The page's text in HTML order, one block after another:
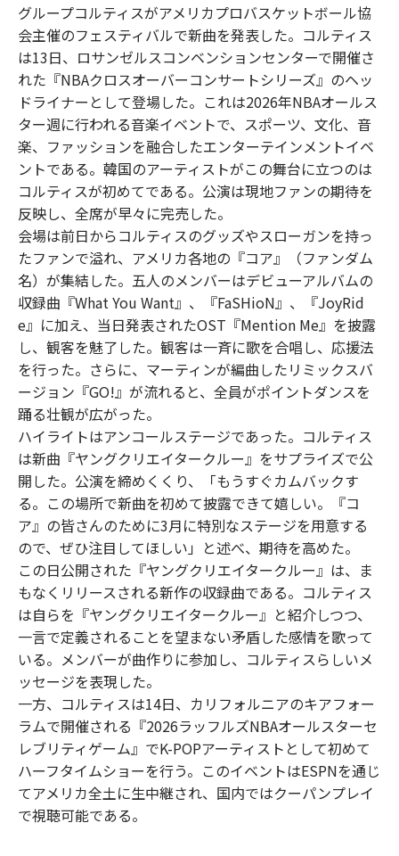
グループコルティスがアメリカプロバスケットボール協
会主催のフェスティバルで新曲を発表した。コルティス
は13日、ロサンゼルスコンベンションセンターで開催さ
れた『NBAクロスオーバーコンサートシリーズ』のヘッ
ドライナーとして登場した。これは2026年NBAオールス
ター週に行われる音楽イベントで、スポーツ、文化、音
楽、ファッションを融合したエンターテインメントイベ
ントである。韓国のアーティストがこの舞台に立つのは
コルティスが初めてである。公演は現地ファンの期待を
反映し、全席が早々に完売した。
会場は前日からコルティスのグッズやスローガンを持っ
たファンで溢れ、アメリカ各地の『コア』（ファンダム
名）が集結した。五人のメンバーはデビューアルバムの
収録曲『What You Want』、『FaSHioN』、『JoyRid
e』に加え、当日発表されたOST『Mention Me』を披露
し、観客を魅了した。観客は一斉に歌を合唱し、応援法
を行った。さらに、マーティンが編曲したリミックスバ
ージョン『GO!』が流れると、全員がポイントダンスを
踊る壮観が広がった。
ハイライトはアンコールステージであった。コルティス
は新曲『ヤングクリエイタークルー』をサプライズで公
開した。公演を締めくくり、「もうすぐカムバックす
る。この場所で新曲を初めて披露できて嬉しい。『コ
ア』の皆さんのために3月に特別なステージを用意する
ので、ぜひ注目してほしい」と述べ、期待を高めた。
この日公開された『ヤングクリエイタークルー』は、ま
もなくリリースされる新作の収録曲である。コルティス
は自らを『ヤングクリエイタークルー』と紹介しつつ、
一言で定義されることを望まない矛盾した感情を歌って
いる。メンバーが曲作りに参加し、コルティスらしいメ
ッセージを表現した。
一方、コルティスは14日、カリフォルニアのキアフォー
ラムで開催される『2026ラッフルズNBAオールスターセ
レブリティゲーム』でK-POPアーティストとして初めて
ハーフタイムショーを行う。このイベントはESPNを通じ
てアメリカ全土に生中継され、国内ではクーパンプレイ
で視聴可能である。